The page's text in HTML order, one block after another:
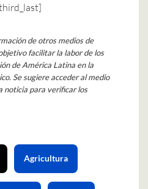
de otros medios de
facilitar la labor de los
de América Latina en la
Se sugiere acceder al medio
noticia para verificar los
Agricultura